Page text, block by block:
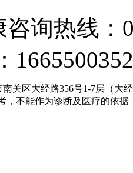
询热线：
1665500352
关区大经路356号1-7层（大
，不能作为诊断及医疗的依据